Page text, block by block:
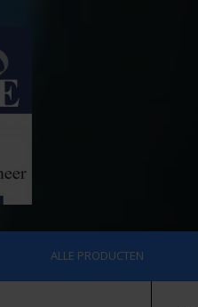
ALLE PRODUCTEN